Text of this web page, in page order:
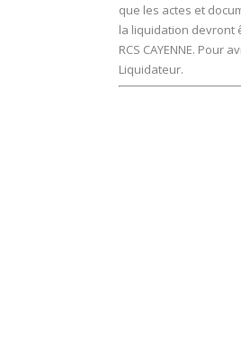
que les actes et
la liquidation devront
RCS CAYENNE. Pour
Liquidateur.